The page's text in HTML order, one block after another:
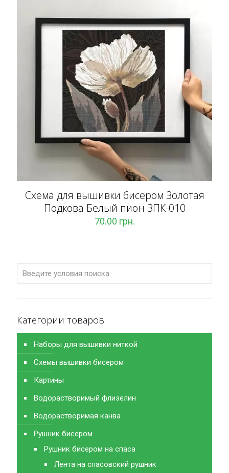
Схема для вышивки бисером Золотая
Подкова Белый пион ЗПК-010
70.00 грн.
Категории товаров
Наборы для вышивки ниткой
Схемы вышивки бисером
Картины
Водорастворимый флизелин
Водорастворимая канва
Рушник бисером
Рушник бисером на спаса
Лента на спасовский рушник